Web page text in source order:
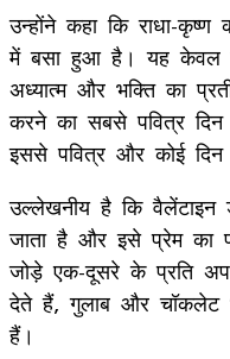
उन्होंने कहा कि राधा-कृष्ण
में बसा हुआ है। यह केवल
अध्यात्म और भक्ति का
करने का सबसे पवित्र
इससे पवित्र और कोई
उल्लेखनीय है कि वैलेंटाइन
जाता है और इसे प्रेम का
जोड़े एक-दूसरे के प्रति
देते हैं, गुलाब और
हैं।